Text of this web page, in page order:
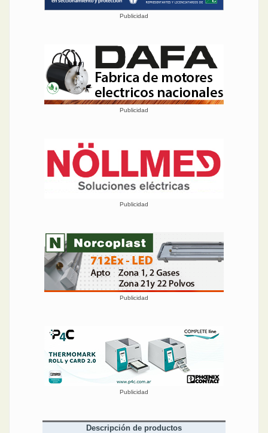
Publicidad
Publicidad
Publicidad
Publicidad
Publicidad
Descripción de productos